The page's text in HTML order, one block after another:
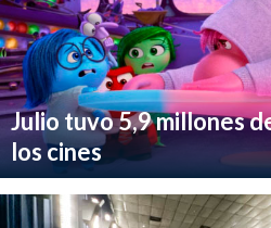
Julio tuvo 5,9 millones
los cines